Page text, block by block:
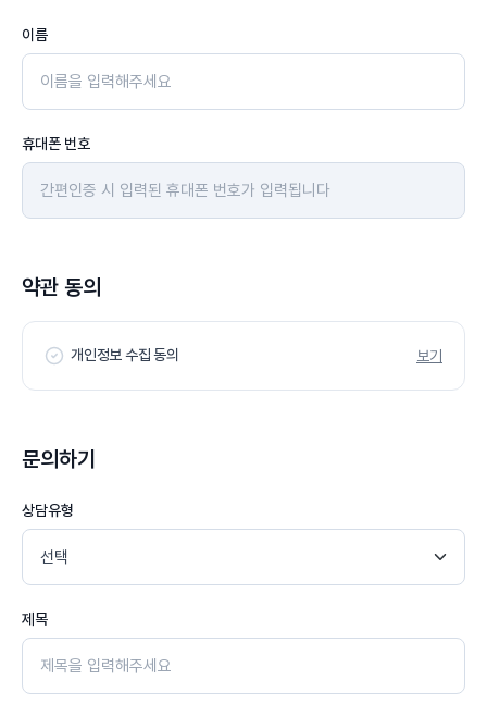
이름
휴대폰 번호
약관 동의
개인정보 수집 동의 보기
문의하기
상담유형
제목